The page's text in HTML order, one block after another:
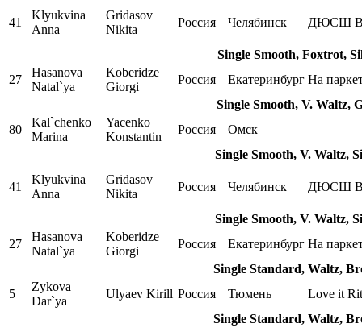
41
Klyukvina
Anna
Gridasov
Nikita
Россия Челябинск ДЮСШ
Single Smooth, Foxtrot,
27
Hasanova
Natal`ya
Koberidze
Giorgi
Россия Екатеринбург На
Single Smooth, V. Waltz,
80
Kal`chenko
Marina
Yacenko
Konstantin
Россия
Омск
Single Smooth, V. Waltz,
41
Klyukvina
Anna
Gridasov
Nikita
Россия Челябинск ДЮСШ
Single Smooth, V. Waltz,
27
Hasanova
Natal`ya
Koberidze
Giorgi
Россия Екатеринбург На
Single Standard, Waltz,
5
Zykova
Dar`ya
Ulyaev Kirill Россия Тюмень
Love it
Single Standard, Waltz,